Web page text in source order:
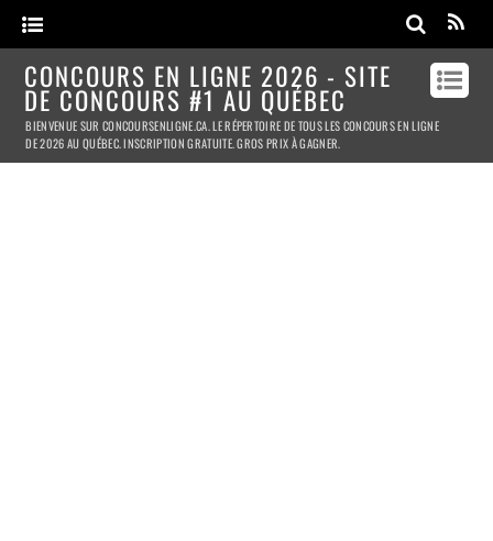
CONCOURS EN LIGNE 2026 - SITE
DE CONCOURS #1 AU QUÉBEC
BIENVENUE SUR CONCOURSENLIGNE.CA. LE RÉPERTOIRE DE TOUS LES CONCOURS EN LIGNE
DE 2026 AU QUÉBEC. INSCRIPTION GRATUITE. GROS PRIX À GAGNER.